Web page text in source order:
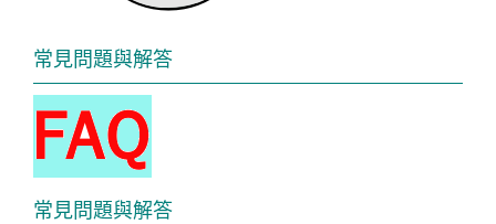
常見問題與解答
常見問題與解答